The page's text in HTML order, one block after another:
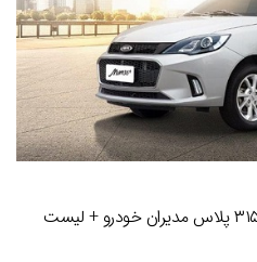
اعلام مشخصات فنی ام وی ام ۳۱۵ پلاس مدیران خودرو + لیست